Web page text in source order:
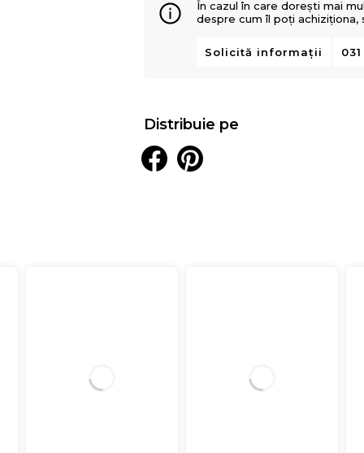
În cazul în care dorești mai
despre cum îl poți
Solicită informații
Distribuie pe